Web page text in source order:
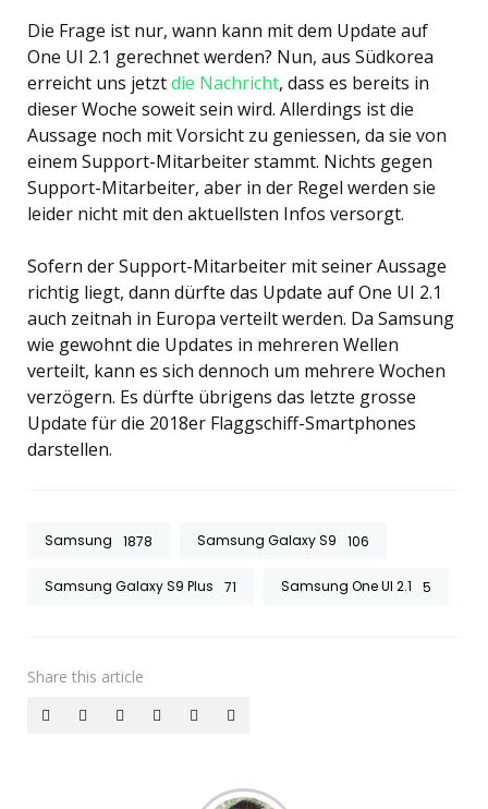
Die Frage ist nur, wann kann mit dem Update auf
One UI 2.1 gerechnet werden? Nun, aus Südkorea
erreicht uns jetztdie Nachricht, dass es bereits in
dieser Woche soweit sein wird. Allerdings ist die
Aussage noch mit Vorsicht zu geniessen, da sie von
einem Support-Mitarbeiter stammt. Nichts gegen
Support-Mitarbeiter, aber in der Regel werden sie
leider nicht mit den aktuellsten Infos versorgt.
Sofern der Support-Mitarbeiter mit seiner Aussage
richtig liegt, dann dürfte das Update auf One UI 2.1
auch zeitnah in Europa verteilt werden. Da Samsung
wie gewohnt die Updates in mehreren Wellen
verteilt, kann es sich dennoch um mehrere Wochen
verzögern. Es dürfte übrigens das letzte grosse
Update für die 2018er Flaggschiff-Smartphones
darstellen.
Samsung 1878 Samsung Galaxy S9 106
Samsung Galaxy S9 Plus 71 Samsung One UI 2.1 5
Share this article